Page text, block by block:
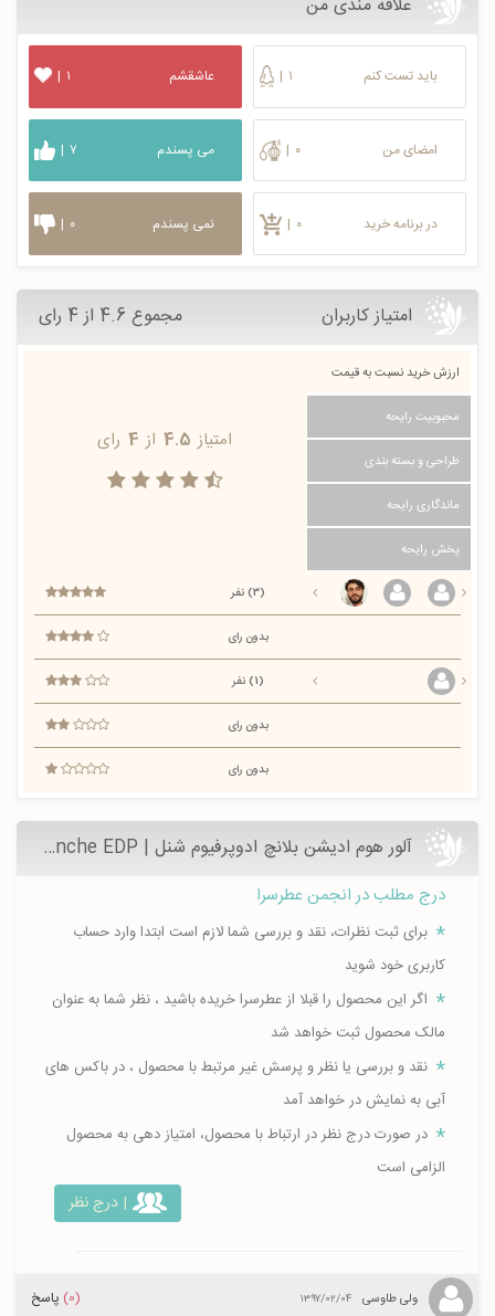
علاقه مندی من
باید تست کنم | ۱
امضای من | ۰
در برنامه خرید | ۰
عاشقشم | ۱
می پسندم | ۷
نمی پسندم | ۰
امتیاز کاربران مجموع 4.6 از 4 رای
ارزش خرید نسبت به قیمت
محبوبیت رایحه
طراحی و بسته بندی
ماندگاری رایحه
پخش رایحه
امتیاز 4.5 از 4 رای
(3) نفر
بدون رای
(1) نفر
بدون رای
بدون رای
آلور هوم ادیشن بلانچ ادوپرفیوم شنل | Allure Homme Edition Blanche EDP
درج مطلب در انجمن عطرسرا
برای ثبت نظرات، نقد و بررسی شما لازم است ابتدا وارد حساب
کاربری خود شوید
اگر این محصول را قبلا از عطرسرا خریده باشید ، نظر شما به عنوان
مالک محصول ثبت خواهد شد
نقد و بررسی یا نظر و پرسش غیر مرتبط با محصول ، در باکس های
آبی به نمایش در خواهد آمد
در صورت درج نظر در ارتباط با محصول، امتیاز دهی به محصول
الزامی است
| درج نظر
ولی طاوسی ۱۳۹۷/۰۲/۰۴ (0) پاسخ